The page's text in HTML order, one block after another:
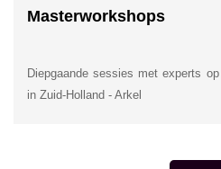
Masterworkshops
Diepgaande sessies met experts
in Zuid-Holland - Arkel